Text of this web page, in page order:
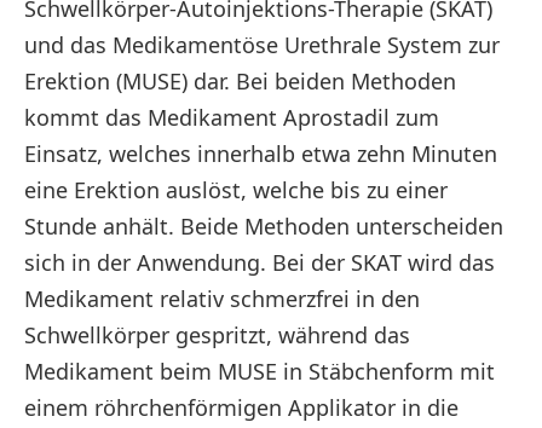
Schwellkörper-Autoinjektions-Therapie (SKAT)
und das Medikamentöse Urethrale System zur
Erektion (MUSE) dar. Bei beiden Methoden
kommt das Medikament Aprostadil zum
Einsatz, welches innerhalb etwa zehn Minuten
eine Erektion auslöst, welche bis zu einer
Stunde anhält. Beide Methoden unterscheiden
sich in der Anwendung. Bei der SKAT wird das
Medikament relativ schmerzfrei in den
Schwellkörper gespritzt, während das
Medikament beim MUSE in Stäbchenform mit
einem röhrchenförmigen Applikator in die